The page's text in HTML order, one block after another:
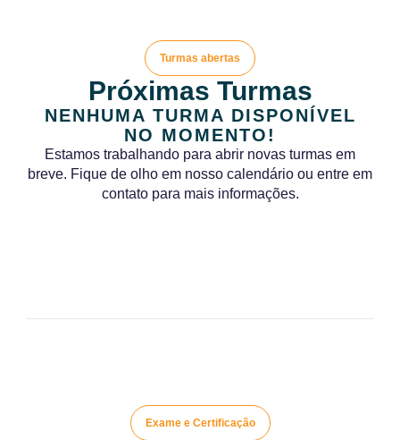
Turmas abertas
Próximas Turmas
NENHUMA TURMA DISPONÍVEL
NO MOMENTO!
Estamos trabalhando para abrir novas turmas em
breve. Fique de olho em nosso calendário ou entre em
contato para mais informações.
Exame e Certificação